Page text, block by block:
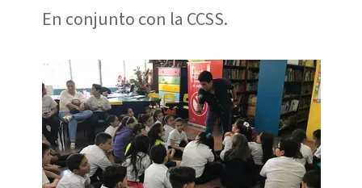
En conjunto con la CCSS.